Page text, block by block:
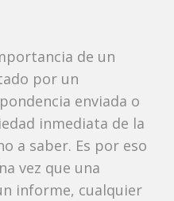
de un
por un
enviada o
inmediata de la
a saber. Es por eso
vez que una
informe, cualquier